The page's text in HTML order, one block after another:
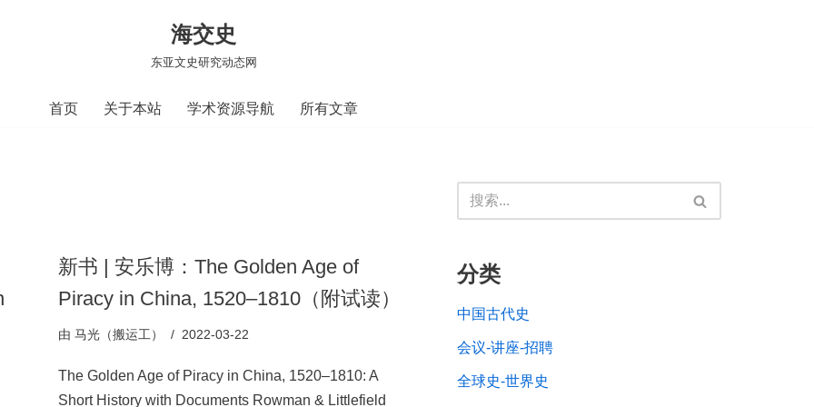
海交史
东亚文史研究动态网
首页 关于本站 学术资源导航 所有文章
新书 | 安乐博：The Golden Age of
Piracy in China, 1520–1810（附试读）
由 马光（搬运工） 2022-03-22
The Golden Age of Piracy in China, 1520–1810: A
Short History with Documents Rowman & Littlefield
分类
中国古代史
会议-讲座-招聘
全球史-世界史